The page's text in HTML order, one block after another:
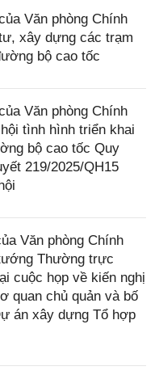
Văn phòng Chính
xây dựng các trạm
bộ cao tốc
Văn phòng Chính
tình hình triển khai
bộ cao tốc Quy
219/2025/QH15
Văn phòng Chính
Thường trực
cuộc họp về kiến nghị
quan chủ quản và bố
án xây dựng Tổ hợp